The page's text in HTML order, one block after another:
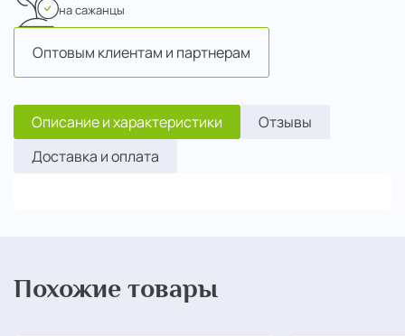
на сажанцы
Оптовым клиентам и партнерам
Описание и характеристики
Отзывы
Доставка и оплата
Похожие товары